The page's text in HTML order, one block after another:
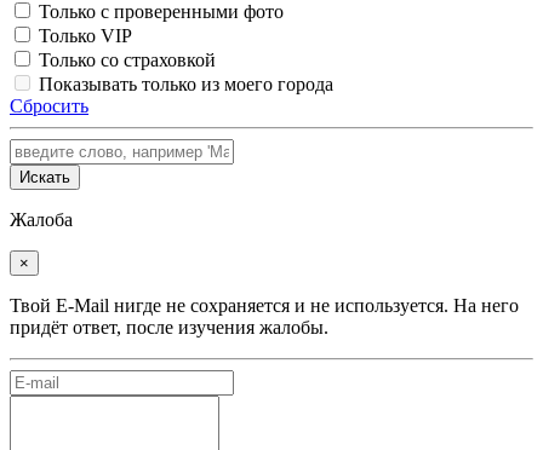
Только с проверенными фото
Только VIP
Только со страховкой
Показывать только из моего города
Сбросить
Искать
Жалоба
×
Твой E-Mail нигде не сохраняется и не используется. На него
придёт ответ, после изучения жалобы.